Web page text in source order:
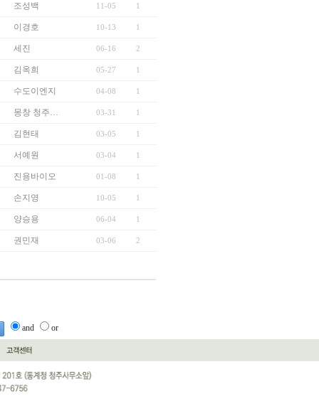
조성백 11-05 1
이경호 10-13 1
세진 06-16 2
김옥희 05-27 1
수도이엔지 04-08 1
몽창 청주… 03-31 1
김현태 03-05 1
서예원 03-04 1
진용바이오 01-08 1
손지영 10-05 1
양승용 06-04 1
권민재 03-06 2
and or